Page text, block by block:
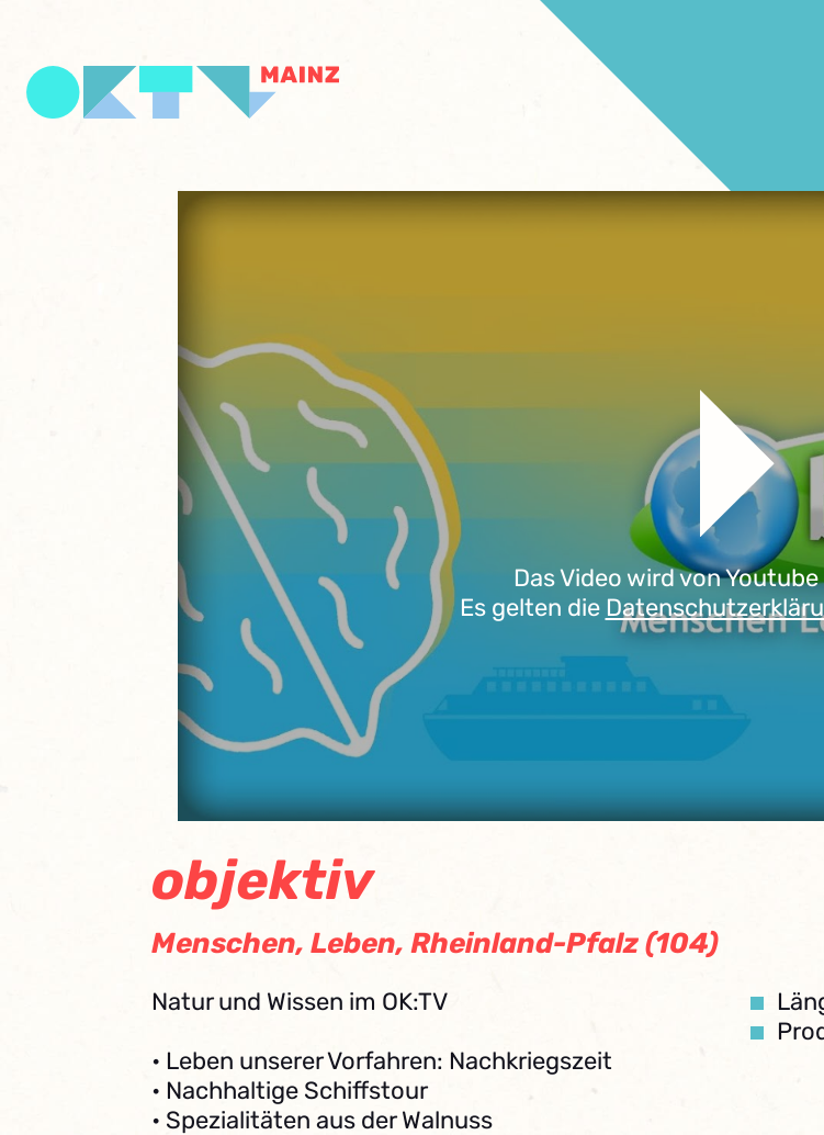
Das Video wird von
Es gelten die
objektiv
Menschen, Leben, Rheinland-Pfalz (104)
Natur und Wissen im OK:TV
• Leben unserer Vorfahren: Nachkriegszeit
• Nachhaltige Schiffstour
• Spezialitäten aus der Walnuss